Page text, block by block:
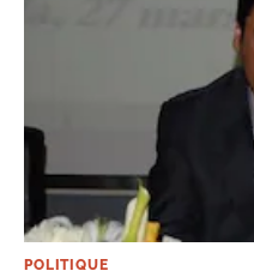
POLITIQUE